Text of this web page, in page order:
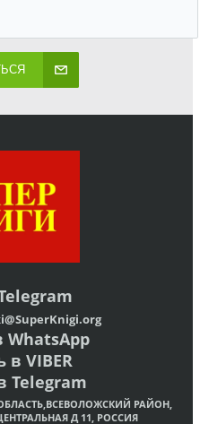
org
WhatsApp
в VIBER
Telegram
РАЙОН,
Д 11, РОССИЯ